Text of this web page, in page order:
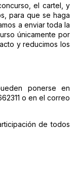
el cartel, y
para que se haga
a enviar toda la
únicamente por
y reducimos los
ponerse en
o en el correo
de todos